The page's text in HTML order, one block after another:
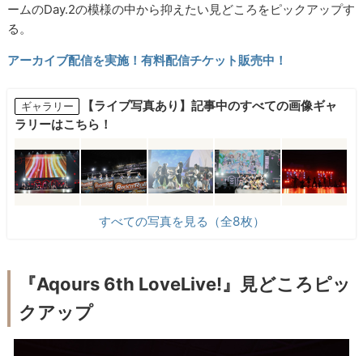
ームのDay.2の模様の中から抑えたい見どころをピックアップす
る。
アーカイブ配信を実施！有料配信チケット販売中！
ギャラリー
【ライブ写真あり】記事中のすべての画像ギャ
ラリーはこちら！
すべての写真を見る（全8枚）
『Aqours 6th LoveLive!』見どころピッ
クアップ